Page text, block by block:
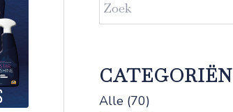
CATEGORIËN
Alle (70)